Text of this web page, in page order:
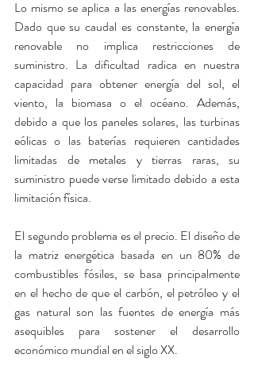
Lo mismo se aplica a las energías renovables.
Dado que su caudal es constante, la energía
renovable no implica restricciones de
suministro. La dificultad radica en nuestra
capacidad para obtener energía del sol, el
viento, la biomasa o el océano. Además,
debido a que los paneles solares, las turbinas
eólicas o las baterías requieren cantidades
limitadas de metales y tierras raras, su
suministro puede verse limitado debido a esta
limitación física.
El segundo problema es el precio. El diseño de
la matriz energética basada en un 80% de
combustibles fósiles, se basa principalmente
en el hecho de que el carbón, el petróleo y el
gas natural son las fuentes de energía más
asequibles para sostener el desarrollo
económico mundial en el siglo XX.